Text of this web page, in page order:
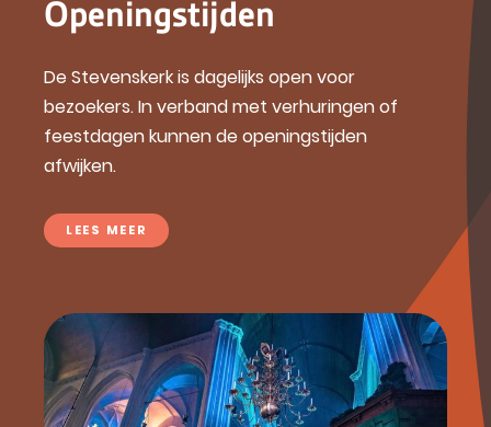
Openingstijden
De Stevenskerk is dagelijks open voor
bezoekers. In verband met verhuringen of
feestdagen kunnen de openingstijden
afwijken.
LEES MEER